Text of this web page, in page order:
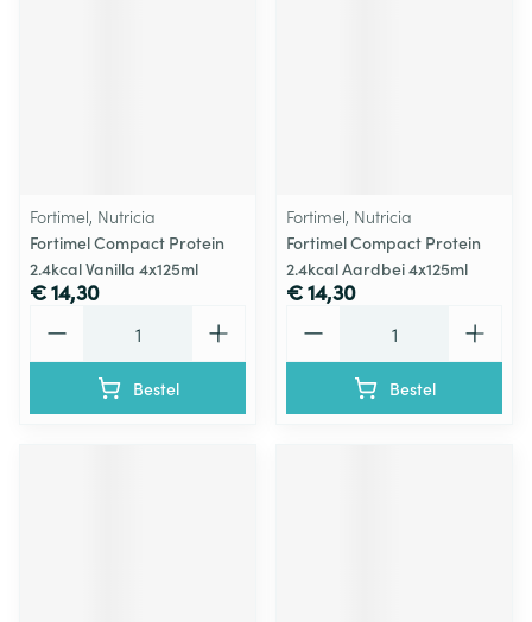
Fortimel, Nutricia
Fortimel Compact Protein
2.4kcal Vanilla 4x125ml
€ 14,30
Bestel
Fortimel, Nutricia
Fortimel Compact Protein
2.4kcal Aardbei 4x125ml
€ 14,30
Bestel